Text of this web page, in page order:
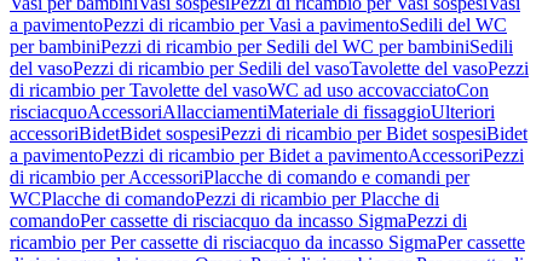
a pavimentoPezzi di ricambio per Vasi a pavimentoSedili del WC
per bambiniPezzi di ricambio per Sedili del WC per bambiniSedili
del vasoPezzi di ricambio per Sedili del vasoTavolette del vasoPezzi
di ricambio per Tavolette del vasoWC ad uso accovacciatoCon
risciacquoAccessoriAllacciamentiMateriale di fissaggioUlteriori
accessoriBidetBidet sospesiPezzi di ricambio per Bidet sospesiBidet
a pavimentoPezzi di ricambio per Bidet a pavimentoAccessoriPezzi
di ricambio per AccessoriPlacche di comando e comandi per
WCPlacche di comandoPezzi di ricambio per Placche di
comandoPer cassette di risciacquo da incasso SigmaPezzi di
ricambio per Per cassette di risciacquo da incasso SigmaPer cassette